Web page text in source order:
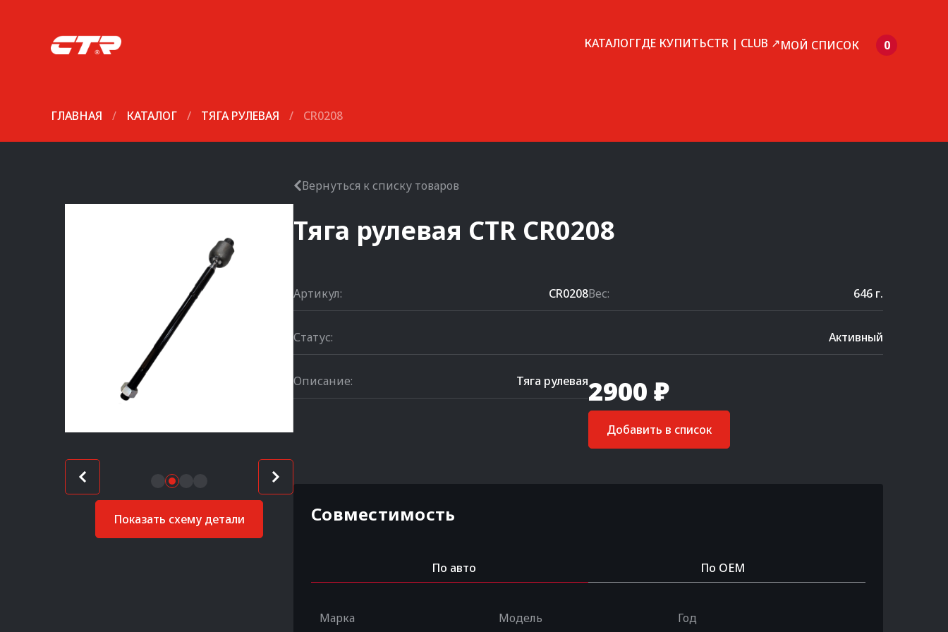
КАТАЛОГГДЕ КУПИТЬCTR | CLUB ↗МОЙ СПИСОК 0
ГЛАВНАЯ / КАТАЛОГ / ТЯГА РУЛЕВАЯ / CR0208
Показать схему детали
Вернуться к списку товаров
Тяга рулевая CTR CR0208
Артикул: CR0208Вес: 646 г.
Статус: Активный
Описание: Тяга рулевая2900 ₽
Добавить в список
Совместимость
По авто По OEM
Марка Модель Год